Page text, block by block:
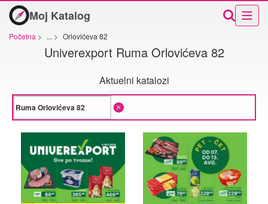
Moj Katalog
Početna > ... > Orlovićeva 82
Univerexport Ruma Orlovićeva 82
Aktuelni katalozi